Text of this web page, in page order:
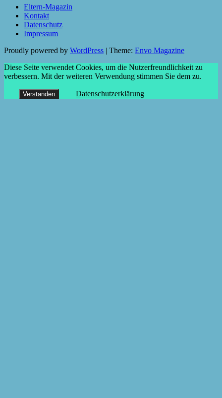
Eltern-Magazin
Kontakt
Datenschutz
Impressum
Proudly powered by WordPress | Theme: Envo Magazine
Diese Seite verwendet Cookies, um die Nutzerfreundlichkeit zu
verbessern. Mit der weiteren Verwendung stimmen Sie dem zu.
Verstanden Datenschutzerklärung